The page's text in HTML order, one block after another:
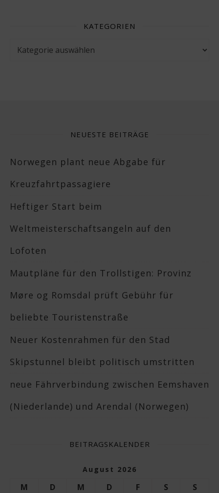
KATEGORIEN
NEUESTE BEITRÄGE
Norwegen plant neue Abgabe für
Kreuzfahrtpassagiere
Heftiger Start beim
Weltmeisterschaftsangeln auf den
Lofoten
Mautpläne für den Trollstigen: Provinz
Møre og Romsdal prüft Gebühr für
beliebte Touristenstraße
Neuer Kostenrahmen für den Stad
Skipstunnel bleibt politisch umstritten
neue Fährverbindung zwischen Eemshaven
(Niederlande) und Arendal (Norwegen)
BEITRAGSKALENDER
August 2026
M D M D F S
S